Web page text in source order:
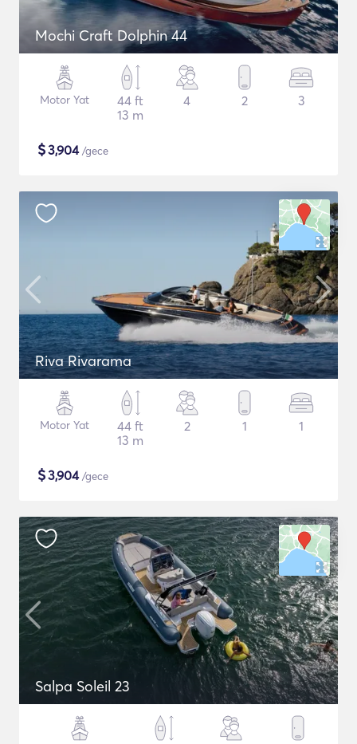
Mochi Craft Dolphin 44
Motor Yat
44 ft
13 m
4 2 3
$3,904/gece
Riva Rivarama
Motor Yat
44 ft
13 m
2 1 1
$3,904/gece
Salpa Soleil 23